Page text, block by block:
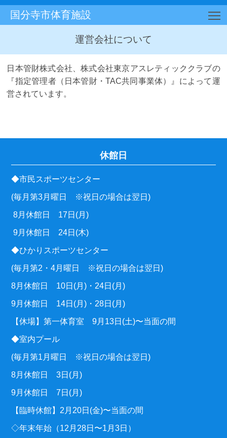
国分寺市体育施設
運営会社について
日本管財株式会社、株式会社東京アスレティッククラブの
『指定管理者（日本管財・TAC共同事業体）』によって運
営されています。
休館日
◆市民スポーツセンター
(毎月第3月曜日 ※祝日の場合は翌日)
8月休館日 17日(月)
9月休館日 24日(木)
◆ひかりスポーツセンター
(毎月第2・4月曜日 ※祝日の場合は翌日)
8月休館日 10日(月)・24日(月)
9月休館日 14日(月)・28日(月)
【休場】第一体育室 9月13日(土)〜当面の間
◆室内プール
(毎月第1月曜日 ※祝日の場合は翌日)
8月休館日 3日(月)
9月休館日 7日(月)
【臨時休館】2月20日(金)〜当面の間
◇年末年始（12月28日〜1月3日）